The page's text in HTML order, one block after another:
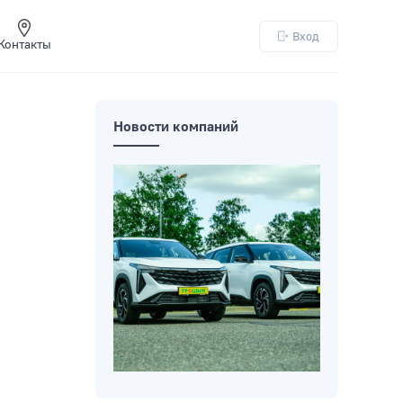
Вход
Новости компаний